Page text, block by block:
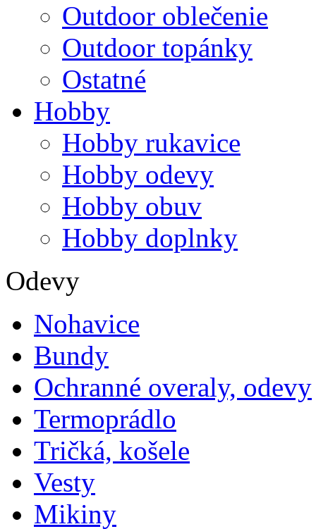
Outdoor oblečenie
Outdoor topánky
Ostatné
Hobby
Hobby rukavice
Hobby odevy
Hobby obuv
Hobby doplnky
Odevy
Nohavice
Bundy
Ochranné overaly, odevy
Termoprádlo
Tričká, košele
Vesty
Mikiny